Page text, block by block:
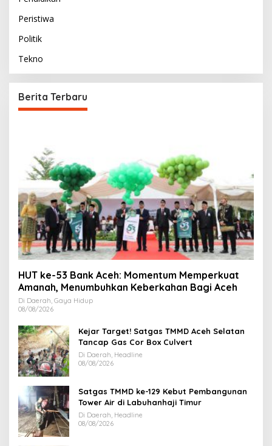
Peristiwa
Politik
Tekno
Berita Terbaru
HUT ke-53 Bank Aceh: Momentum Memperkuat
Amanah, Menumbuhkan Keberkahan Bagi Aceh
Di Daerah, Gaya Hidup
08/08/2026
Kejar Target! Satgas TMMD Aceh Selatan
Tancap Gas Cor Box Culvert
Di Daerah, Headline
08/08/2026
Satgas TMMD ke-129 Kebut Pembangunan
Tower Air di Labuhanhaji Timur
Di Daerah, Headline
08/08/2026